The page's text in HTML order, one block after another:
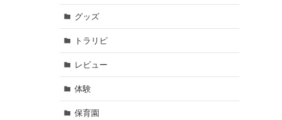
グッズ
トラリピ
レビュー
体験
保育園